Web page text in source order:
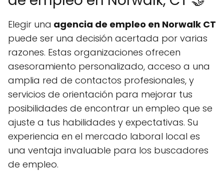
Elegir una agencia de empleo en Norwalk CT
puede ser una decisión acertada por varias
razones. Estas organizaciones ofrecen
asesoramiento personalizado, acceso a una
amplia red de contactos profesionales, y
servicios de orientación para mejorar tus
posibilidades de encontrar un empleo que se
ajuste a tus habilidades y expectativas. Su
experiencia en el mercado laboral local es
una ventaja invaluable para los buscadores
de empleo.